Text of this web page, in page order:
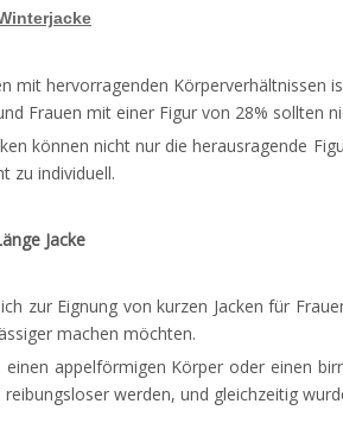
mit hervorragenden Körperverhältnissen
Frauen mit einer Figur von 28% sollten
können nicht nur die herausragende
zu individuell.
Jacke
zur Eignung von kurzen Jacken für
machen möchten.
einen appelförmigen Körper oder einen
reibungsloser werden, und gleichzeitig